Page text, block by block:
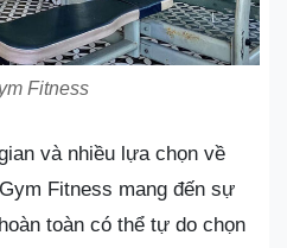
Fitness
và nhiều lựa chọn về
Fitness mang đến sự
toàn có thể tự do chọn